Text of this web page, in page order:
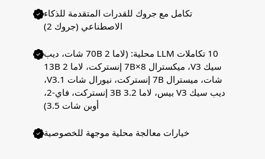
تكامل مع جروك للقدرات المتقدمة للذكاء
الاصطناعي (جروك 2)
10 تكاملات LLM محلية: (لاما 2 70B شات، ديب
سيك V3، ميكسترال 8×7B إنستركت، لاما 2 13B
شات، ميسترال 7B إنستركت، نيورال شات V3.1،
ديب سيك V3 بيس، لاما 3.2 3B إنستركت، فاي-2،
أوبن شات 3.5)
خيارات معالجة محلية موجهة للخصوصية